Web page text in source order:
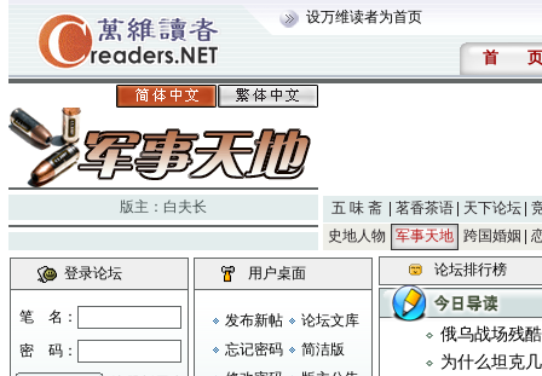
设万维读者为首页
首 页
版主： 白夫长 五 味 斋 茗香茶语 天下论坛
史地人物
军事天地 跨国婚姻
登录论坛
笔 名：
密 码：
用户桌面
发布新帖
论坛文库
忘记密码
简洁版
论坛排行榜
俄乌战场残
为什么坦克